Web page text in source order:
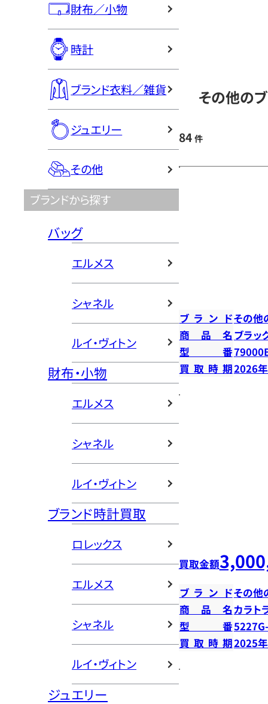
財布／小物
時計
ブランド衣料／雑貨
ジュエリー
その他
ブランドから探す
バッグ
エルメス
シャネル
ルイ・ヴィトン
財布・小物
エルメス
シャネル
ルイ・ヴィトン
ブランド時計買取
ロレックス
エルメス
シャネル
ルイ・ヴィトン
ジュエリー
その他の
84 件
ブランドその他
商品名 ブラッ
型番
買取時期2026
買取金額
ブランドその他
商品名カラト
型番
買取時期2025